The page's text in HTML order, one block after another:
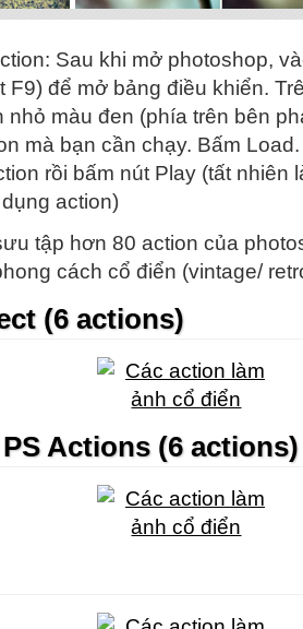
Sau khi mở photoshop,
F9) để mở bảng điều khiển.
nhỏ màu đen (phía trên bên
mà bạn cần chạy. Bấm
rồi bấm nút Play (tất nhiên
action)
tập hơn 80 action của
cách cổ điển (vintage/
(6 actions)
Actions (6 actions)